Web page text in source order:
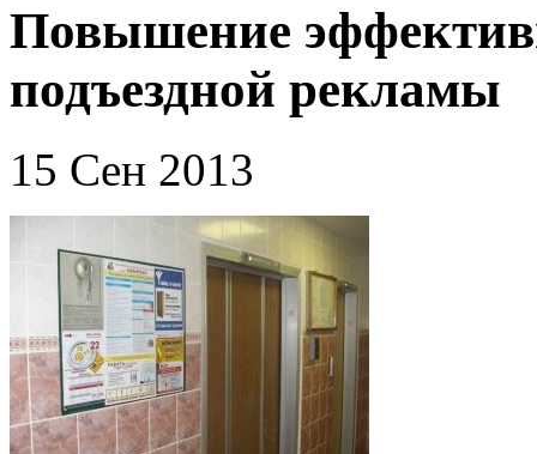
Повышение
подъездной рекламы
15 Сен 2013